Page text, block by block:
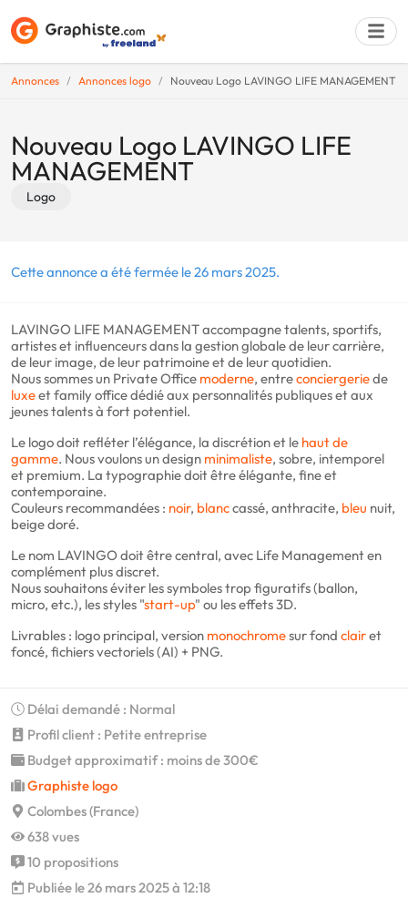
Annonces Annonces logo Nouveau Logo LAVINGO LIFE MANAGEMENT
Nouveau Logo LAVINGO LIFE
MANAGEMENT
Logo
Cette annonce a été fermée le 26 mars 2025.
LAVINGO LIFE MANAGEMENT accompagne talents, sportifs,
artistes et influenceurs dans la gestion globale de leur carrière,
de leur image, de leur patrimoine et de leur quotidien.
Nous sommes un Private Office moderne, entreconciergeriede
luxeet family office dédié aux personnalités publiques et aux
jeunes talents à fort potentiel.
Le logo doit refléter l’élégance, la discrétion et le haut de
gamme. Nous voulons un design minimaliste, sobre, intemporel
et premium. La typographie doit être élégante, fine et
contemporaine.
Couleurs recommandées : noir, blanccassé, anthracite, bleu nuit,
beige doré.
Le nom LAVINGO doit être central, avec Life Management en
complément plus discret.
Nous souhaitons éviter les symboles trop figuratifs (ballon,
micro, etc.), les styles "start-up" ou les effets 3D.
Livrables : logo principal, version monochromesur fond clairet
foncé, fichiers vectoriels (AI) + PNG.
Délai demandé : Normal
Profil client : Petite entreprise
Budget approximatif : moins de 300€
Graphiste logo
Colombes (France)
638 vues
10 propositions
Publiée le 26 mars 2025 à 12:18